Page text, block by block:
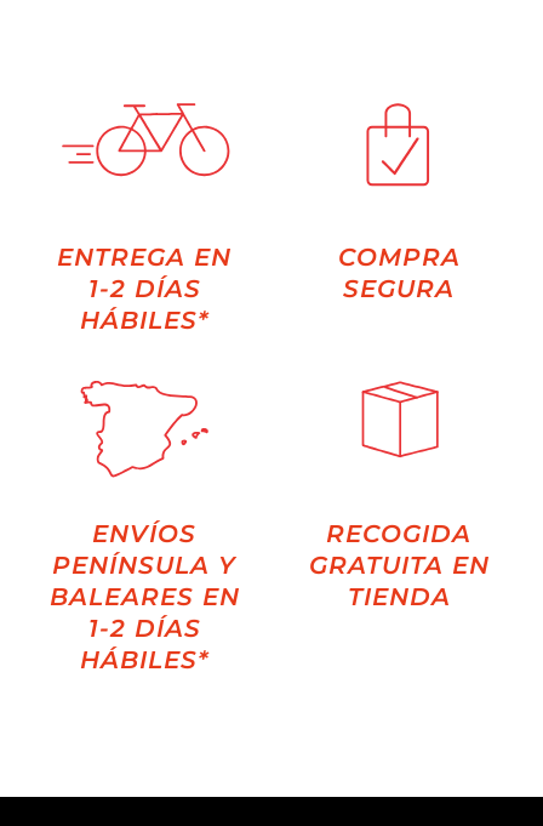
ENTREGA EN
1-2 DÍAS
HÁBILES*
COMPRA
SEGURA
ENVÍOS
PENÍNSULA Y
BALEARES EN
1-2 DÍAS
HÁBILES*
RECOGIDA
GRATUITA EN
TIENDA